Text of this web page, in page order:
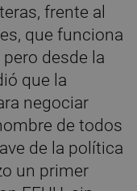
frente al
que funciona
desde la
que la
negociar
de todos
de la política
un primer